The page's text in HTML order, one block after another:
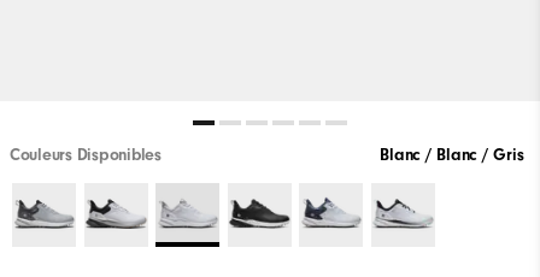
Couleurs Disponibles Blanc / Blanc / Gris